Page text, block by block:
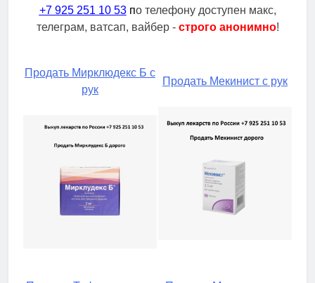
+7 925 251 10 53по телефону доступен макс,
телеграм, ватсап, вайбер - строго анонимно!
Продать Мирклюдекс Б с
рук
Продать Мекинист с рук